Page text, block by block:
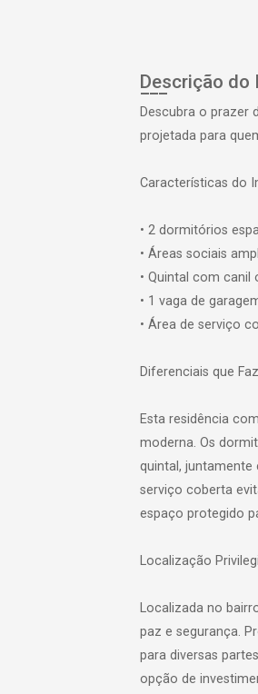
Descrição do
Descubra o prazer
projetada para
Características do
• 2 dormitórios
• Áreas sociais
• Quintal com
• 1 vaga de
• Área de serviço
Diferenciais que
Esta residência
moderna. Os
quintal,
serviço coberta
espaço protegido
Localização
Localizada no
paz e segurança.
para diversas
opção de